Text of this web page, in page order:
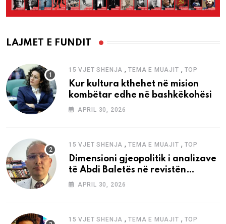
LAJMET E FUNDIT
15 VJET SHENJA ,TEMA E MUAJIT , TOP
Kur kultura kthehet në mision
kombëtar edhe në bashkëkohësi
APRIL 30, 2026
15 VJET SHENJA ,TEMA E MUAJIT , TOP
Dimensioni gjeopolitik i analizave
të Abdi Baletës në revistën
“Shenja”
APRIL 30, 2026
15 VJET SHENJA ,TEMA E MUAJIT , TOP